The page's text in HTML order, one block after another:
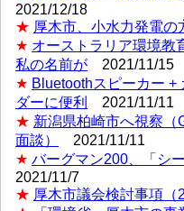
2021/12/18
★ 厚木市、小水力発電の
★ オーストラリア環境教
私の名前が
2021/11/15
★ Bluetoothスピーカー +
ダーに便利
2021/11/11
★ 新潟県柏崎市へ視察（
面談）
2021/11/11
★ バーグマン200、「シ
2021/11/7
★ 厚木市議会検討事項（